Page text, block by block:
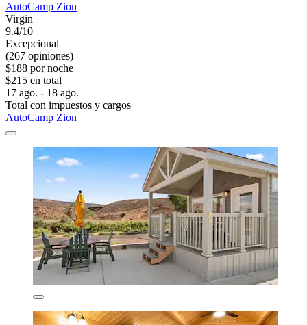
AutoCamp Zion
Virgin
9.4/10
Excepcional
(267 opiniones)
$188 por noche
$215 en total
17 ago. - 18 ago.
Total con impuestos y cargos
AutoCamp Zion